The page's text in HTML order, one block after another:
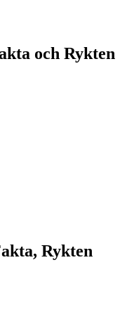
och Rykten
Rykten